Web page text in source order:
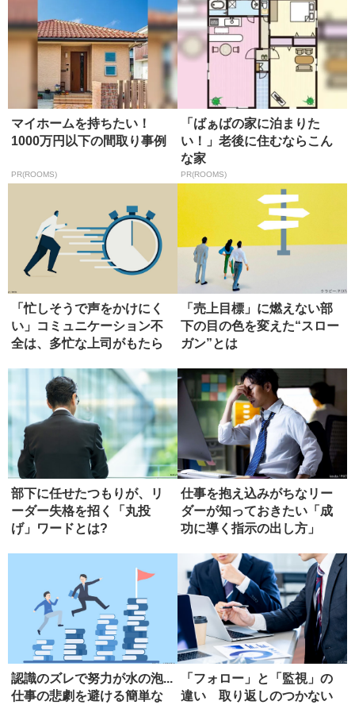
マイホームを持ちたい！
1000万円以下の間取り事例
PR(ROOMS)
「ばぁばの家に泊まりた
い！」老後に住むならこん
な家
PR(ROOMS)
「忙しそうで声をかけにく
い」コミュニケーション不
全は、多忙な上司がもたら
「売上目標」に燃えない部
下の目の色を変えた“スロー
ガン”とは
部下に任せたつもりが、リ
ーダー失格を招く「丸投
げ」ワードとは?
仕事を抱え込みがちなリー
ダーが知っておきたい「成
功に導く指示の出し方」
認識のズレで努力が水の泡...
仕事の悲劇を避ける簡単な
「フォロー」と「監視」の
違い 取り返しのつかない